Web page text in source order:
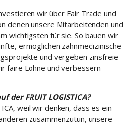
wir über Fair Trade und
denen unsere Mitarbeitenden und
wichtigsten für sie. So bauen wir
ermöglichen zahnmedizinische
und vergeben zinsfreie
faire Löhne und verbessern
der FRUIT LOGISTICA?
weil wir denken, dass es ein
zusammenzutun, unsere